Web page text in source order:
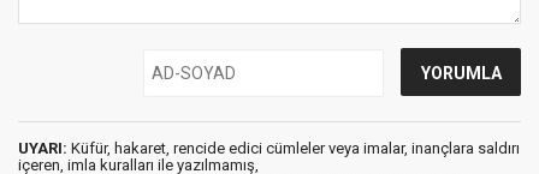
UYARI: Küfür, hakaret, rencide edici cümleler veya imalar, inançlara saldırı
içeren, imla kuralları ile yazılmamış,